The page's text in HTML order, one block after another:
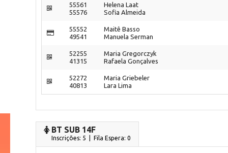
55561
55576
Helena Laat
Sofia Almeida
55552
49541
Maitê Basso
Manuela Serman
52255
41315
Maria Gregorczyk
Rafaela Gonçalves
52272
40813
Maria Griebeler
Lara Lima
BT SUB 14F
Inscrições: 5 | Fila Espera: 0